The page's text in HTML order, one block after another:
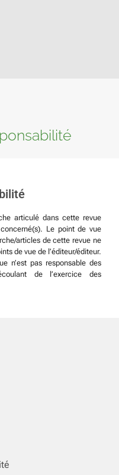
articulé dans cette revue
Le point de vue
articles de cette revue ne
de vue de l’éditeur/éditeur.
n’est pas responsable des
de l’exercice des